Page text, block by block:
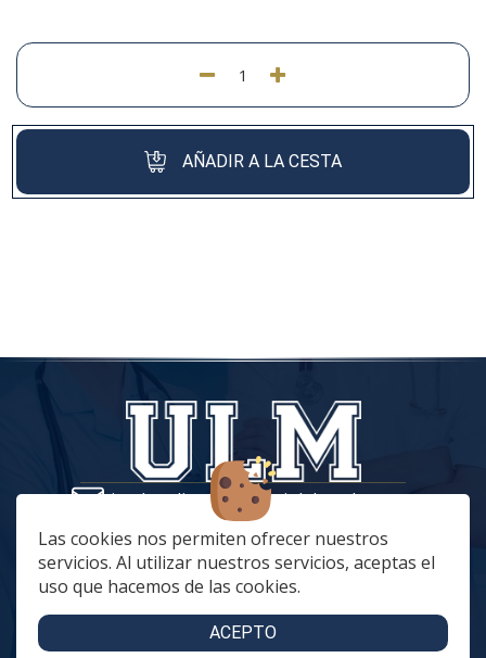
Las cookies nos permiten ofrecer nuestros
servicios. Al utilizar nuestros servicios, aceptas el
uso que hacemos de las cookies.
ACEPTO
AÑADIR A LA CESTA
tiendaonline@vestuariolaboralmc.com
928 67 70 47
lunes a Jueves: 8:00 a 16:00 | viernes: 8:00 a 15:00
C. Betania, 57, 35018 Las Palmas de Gran Canaria
C. Archivero Joaquín Blanco Montesdeoca, 20